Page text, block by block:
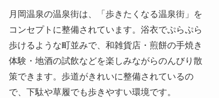
月岡温泉の温泉街は、「歩きたくなる温泉街」を
コンセプトに整備されています。浴衣でぷらぷら
歩けるような町並みで、和雑貨店・煎餅の手焼き
体験・地酒の試飲などを楽しみながらのんびり散
策できます。歩道がきれいに整備されているの
で、下駄や草履でも歩きやすい環境です。